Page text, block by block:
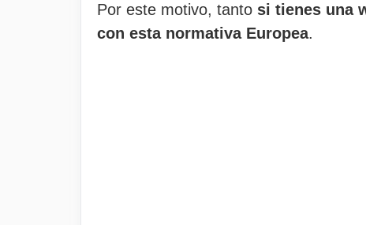
Por este motivo, tanto si tienes una
con esta normativa Europea.